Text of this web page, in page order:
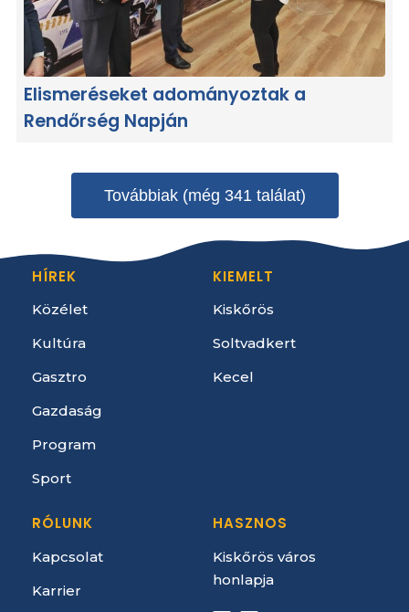
Elismeréseket adományoztak a
Rendőrség Napján
Továbbiak (még 341 találat)
HÍREK
Közélet
Kultúra
Gasztro
Gazdaság
Program
Sport
KIEMELT
Kiskőrös
Soltvadkert
Kecel
RÓLUNK
Kapcsolat
Karrier
HASZNOS
Kiskőrös város
honlapja